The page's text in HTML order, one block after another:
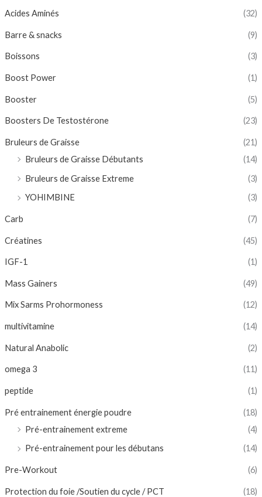
Acides Aminés (32)
Barre & snacks (9)
Boissons (3)
Boost Power (1)
Booster (5)
Boosters De Testostérone (23)
Bruleurs de Graisse
(21)
Bruleurs de Graisse Débutants
(14)
Bruleurs de Graisse Extreme
(3)
YOHIMBINE
(3)
Carb (7)
Créatines (45)
IGF-1 (1)
Mass Gainers (49)
Mix Sarms Prohormoness (12)
multivitamine (14)
Natural Anabolic (2)
omega 3 (11)
peptide (1)
Pré entrainement énergie poudre
(18)
Pré-entrainement extreme
(4)
Pré-entrainement pour les débutans
(14)
Pre-Workout (6)
Protection du foie /Soutien du cycle / PCT (18)